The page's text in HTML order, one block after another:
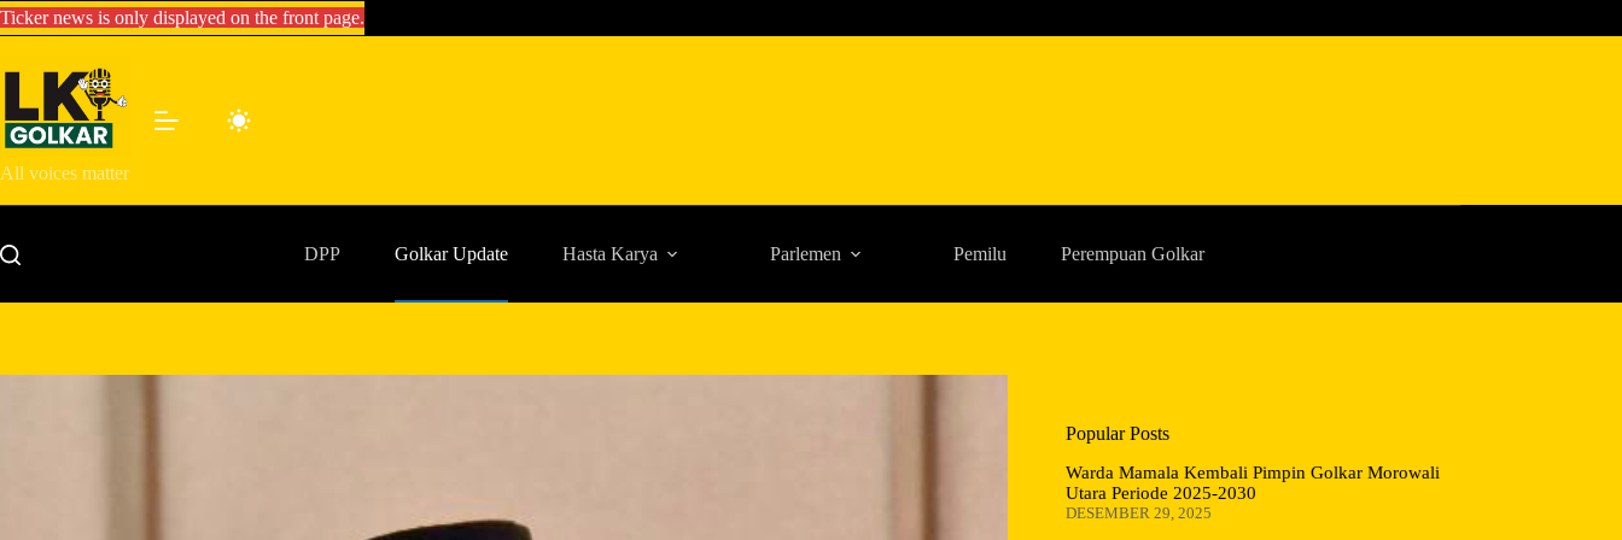
Skip
to
Ticker news is only displayed on the front page.
All voices matter
DPP Golkar Update Hasta Karya Parlemen Pemilu Perempuan Golkar
Popular Posts
Warda Mamala Kembali Pimpin Golkar Morowali
Utara Periode 2025-2030
DESEMBER 29, 2025